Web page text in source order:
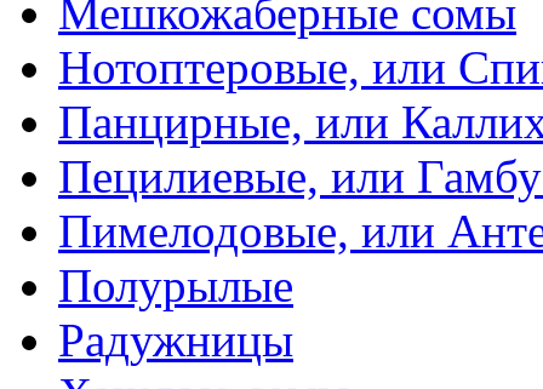
Мешкожаберные сомы
Нотоптеровые, или
Панцирные, или
Пецилиевые, или
Пимелодовые, или
Полурылые
Радужницы